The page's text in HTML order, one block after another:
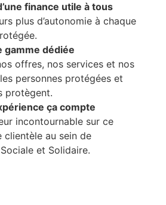
finance utile à tous
plus d’autonomie à chaque
gamme dédiée
offres, nos services et nos
personnes protégées et
protègent.
ça compte
incontournable sur ce
clientèle au sein de
et Solidaire.